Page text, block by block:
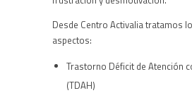
Desde Centro Activalia tratamos
aspectos:
Trastorno Déficit de Atención
(TDAH)